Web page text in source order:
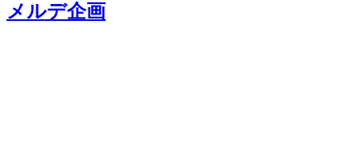
メルデ企画